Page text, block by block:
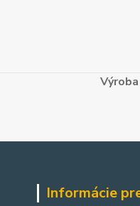
Informácie